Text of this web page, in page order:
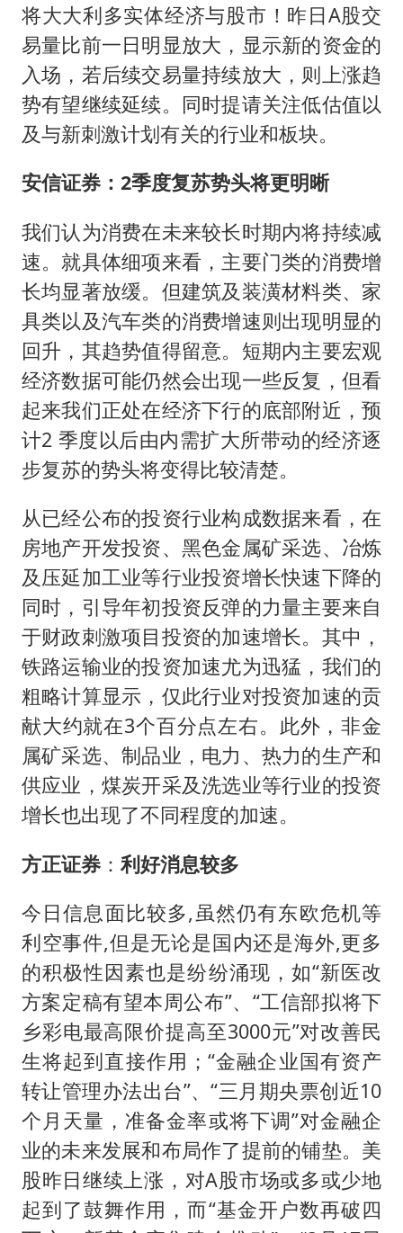
将大大利多实体经济与股市！昨日A股交
易量比前一日明显放大，显示新的资金的
入场，若后续交易量持续放大，则上涨趋
势有望继续延续。同时提请关注低估值以
及与新刺激计划有关的行业和板块。
安信证券：2季度复苏势头将更明晰
我们认为消费在未来较长时期内将持续减
速。就具体细项来看，主要门类的消费增
长均显著放缓。但建筑及装潢材料类、家
具类以及汽车类的消费增速则出现明显的
回升，其趋势值得留意。短期内主要宏观
经济数据可能仍然会出现一些反复，但看
起来我们正处在经济下行的底部附近，预
计2 季度以后由内需扩大所带动的经济逐
步复苏的势头将变得比较清楚。
从已经公布的投资行业构成数据来看，在
房地产开发投资、黑色金属矿采选、冶炼
及压延加工业等行业投资增长快速下降的
同时，引导年初投资反弹的力量主要来自
于财政刺激项目投资的加速增长。其中，
铁路运输业的投资加速尤为迅猛，我们的
粗略计算显示，仅此行业对投资加速的贡
献大约就在3个百分点左右。此外，非金
属矿采选、制品业，电力、热力的生产和
供应业，煤炭开采及洗选业等行业的投资
增长也出现了不同程度的加速。
方正证券： 利好消息较多
今日信息面比较多,虽然仍有东欧危机等
利空事件,但是无论是国内还是海外,更多
的积极性因素也是纷纷涌现，如“新医改
方案定稿有望本周公布”、“工信部拟将下
乡彩电最高限价提高至3000元”对改善民
生将起到直接作用；“金融企业国有资产
转让管理办法出台”、“三月期央票创近10
个月天量，准备金率或将下调”对金融企
业的未来发展和布局作了提前的铺垫。美
股昨日继续上涨，对A股市场或多或少地
起到了鼓舞作用，而“基金开户数再破四